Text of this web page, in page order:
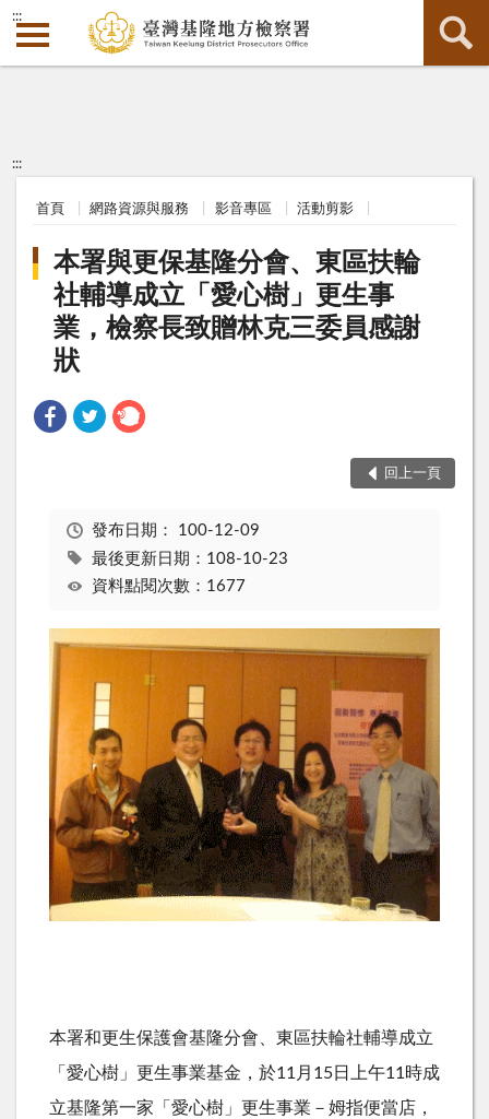
:::
:::
首頁 網路資源與服務 影音專區 活動剪影
本署與更保基隆分會、東區扶輪
社輔導成立「愛心樹」更生事
業，檢察長致贈林克三委員感謝
狀
回上一頁
發布日期： 100-12-09
最後更新日期：108-10-23
資料點閱次數：1677
本署和更生保護會基隆分會、東區扶輪社輔導成立
「愛心樹」更生事業基金，於11月15日上午11時成
立基隆第一家「愛心樹」更生事業－姆指便當店，